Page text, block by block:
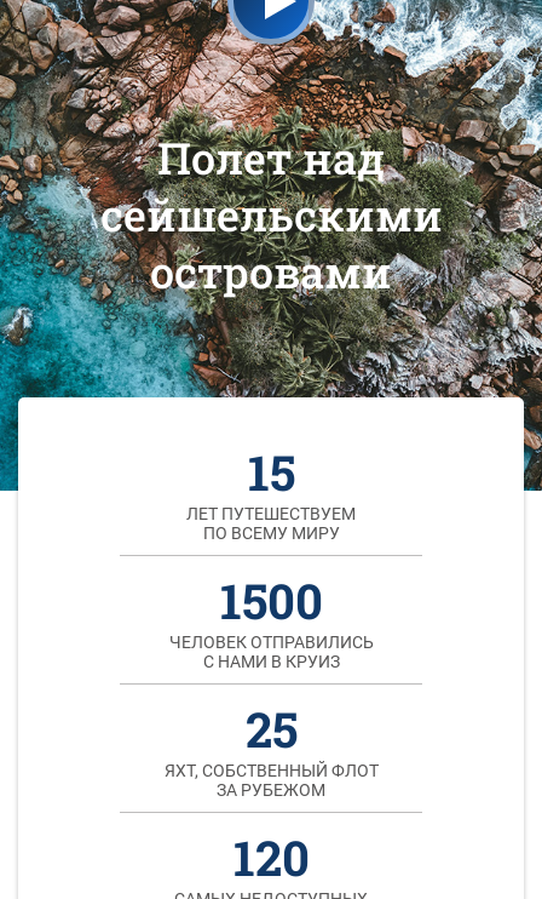
Полет над
сейшельскими
островами
15
ЛЕТ ПУТЕШЕСТВУЕМ
ПО ВСЕМУ МИРУ
1500
ЧЕЛОВЕК ОТПРАВИЛИСЬ
С НАМИ В КРУИЗ
25
ЯХТ, СОБСТВЕННЫЙ ФЛОТ
ЗА РУБЕЖОМ
120